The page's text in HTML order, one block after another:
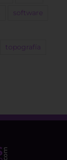
software
topografía